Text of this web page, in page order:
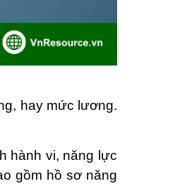
hay mức lương.
hành vi, năng lực
gồm hồ sơ năng